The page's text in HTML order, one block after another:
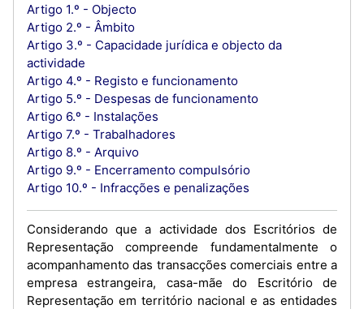
Artigo 1.º - Objecto
Artigo 2.º - Âmbito
Artigo 3.º - Capacidade jurídica e objecto da
actividade
Artigo 4.º - Registo e funcionamento
Artigo 5.º - Despesas de funcionamento
Artigo 6.º - Instalações
Artigo 7.º - Trabalhadores
Artigo 8.º - Arquivo
Artigo 9.º - Encerramento compulsório
Artigo 10.º - Infracções e penalizações
Considerando que a actividade dos Escritórios de
Representação compreende fundamentalmente o
acompanhamento das transacções comerciais entre a
empresa estrangeira, casa-mãe do Escritório de
Representação em território nacional e as entidades